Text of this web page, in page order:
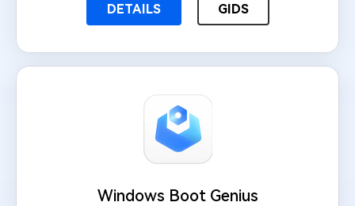
DETAILS GIDS
Windows Boot Genius